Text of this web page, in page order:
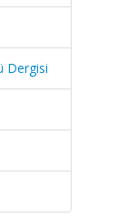
Dergisi